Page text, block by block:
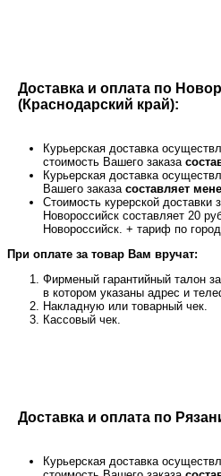
Доставка и оплата по
(Краснодарский край):
Курьерская доставка
стоимость Вашего заказа
Курьерская доставка
Вашего заказа составляет
Стоимость курерской доставки
Новороссийск составляет 20
Новороссийск. + тариф по
При оплате за товар Вам вручат:
Фирменый гарантийный талон
в котором указаны адрес и
Накладную или товарный чек.
Кассовый чек.
Доставка и оплата по
Курьерская доставка